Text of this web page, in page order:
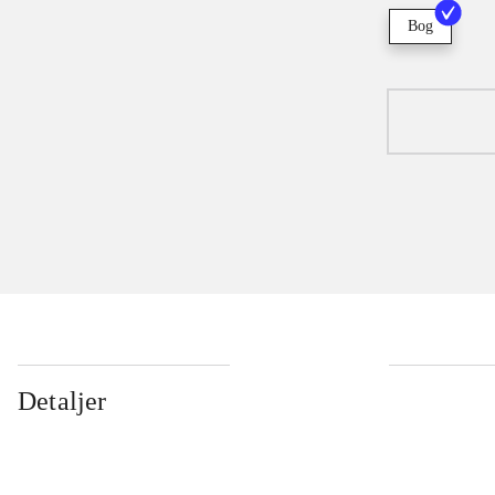
Bog
Detaljer